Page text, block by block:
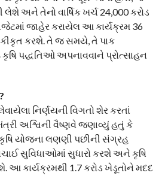
અને તેનો વાર્ષિક ખર્ચ 24,000 કરોડ
જાહેર કરાયેલ આ કાર્યક્રમ 36
કરશે. તે જ સમયે, તે પાક
પદ્ધતિઓ અપનાવવાને પ્રોત્સાહન
નિર્ણયની વિગતો શેર કરતાં
અશ્વિની વૈષ્ણવે જણાવ્યું હતું કે
યોજના લણણી પછીની સંગ્રહ
સુવિધાઓમાં સુધારો કરશે અને કૃષિ
આ કાર્યક્રમથી 1.7 કરોડ ખેડૂતોને મદદ